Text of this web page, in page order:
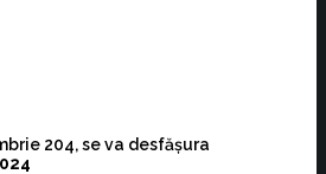
204, se va desfășura